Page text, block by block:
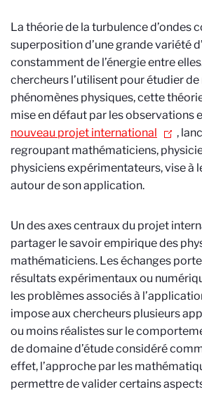
La théorie de la turbulence d’ondes
superposition d’une grande variété
constamment de l’énergie entre
chercheurs l’utilisent pour étudier
phénomènes physiques, cette
mise en défaut par les observations
nouveau projet international
,
regroupant mathématiciens,
physiciens expérimentateurs, vise à
autour de son application.
Un des axes centraux du projet
partager le savoir empirique des
mathématiciens. Les échanges
résultats expérimentaux ou
les problèmes associés à
impose aux chercheurs plusieurs
ou moins réalistes sur le
de domaine d’étude considéré
effet, l’approche par les
permettre de valider certains